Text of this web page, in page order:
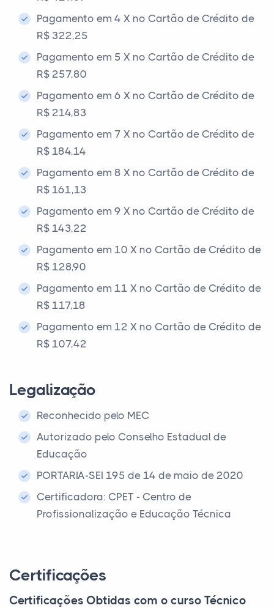
Pagamento em 4 X no Cartão de Crédito de
R$ 322,25
Pagamento em 5 X no Cartão de Crédito de
R$ 257,80
Pagamento em 6 X no Cartão de Crédito de
R$ 214,83
Pagamento em 7 X no Cartão de Crédito de
R$ 184,14
Pagamento em 8 X no Cartão de Crédito de
R$ 161,13
Pagamento em 9 X no Cartão de Crédito de
R$ 143,22
Pagamento em 10 X no Cartão de Crédito de
R$ 128,90
Pagamento em 11 X no Cartão de Crédito de
R$ 117,18
Pagamento em 12 X no Cartão de Crédito de
R$ 107,42
Legalização
Reconhecido pelo MEC
Autorizado pelo Conselho Estadual de
Educação
PORTARIA-SEI 195 de 14 de maio de 2020
Certificadora: CPET - Centro de
Profissionalização e Educação Técnica
Certificações
Certificações Obtidas com o curso Técnico